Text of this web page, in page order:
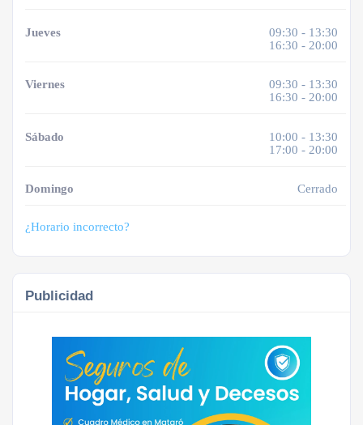
Jueves
09:30 - 13:30
16:30 - 20:00
Viernes
09:30 - 13:30
16:30 - 20:00
Sábado
10:00 - 13:30
17:00 - 20:00
Domingo Cerrado
¿Horario incorrecto?
Publicidad